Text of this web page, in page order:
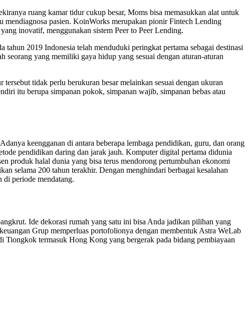
ruang kamar tidur cukup besar, Moms bisa memasukkan alat untuk
mendiagnosa pasien. KoinWorks merupakan pionir Fintech Lending
inovatif, menggunakan sistem Peer to Peer Lending.
2019 Indonesia telah menduduki peringkat pertama sebagai destinasi
seorang yang memiliki gaya hidup yang sesuai dengan aturan-aturan
tidak perlu berukuran besar melainkan sesuai dengan ukuran
itu berupa simpanan pokok, simpanan wajib, simpanan bebas atau
keengganan di antara beberapa lembaga pendidikan, guru, dan orang
pendidikan daring dan jarak jauh. Komputer digital pertama didunia
produk halal dunia yang bisa terus mendorong pertumbuhan ekonomi
selama 200 tahun terakhir. Dengan menghindari berbagai kesalahan
di periode mendatang.
Ide dekorasi rumah yang satu ini bisa Anda jadikan pilihan yang
Grup memperluas portofolionya dengan membentuk Astra WeLab
termasuk Hong Kong yang bergerak pada bidang pembiayaan